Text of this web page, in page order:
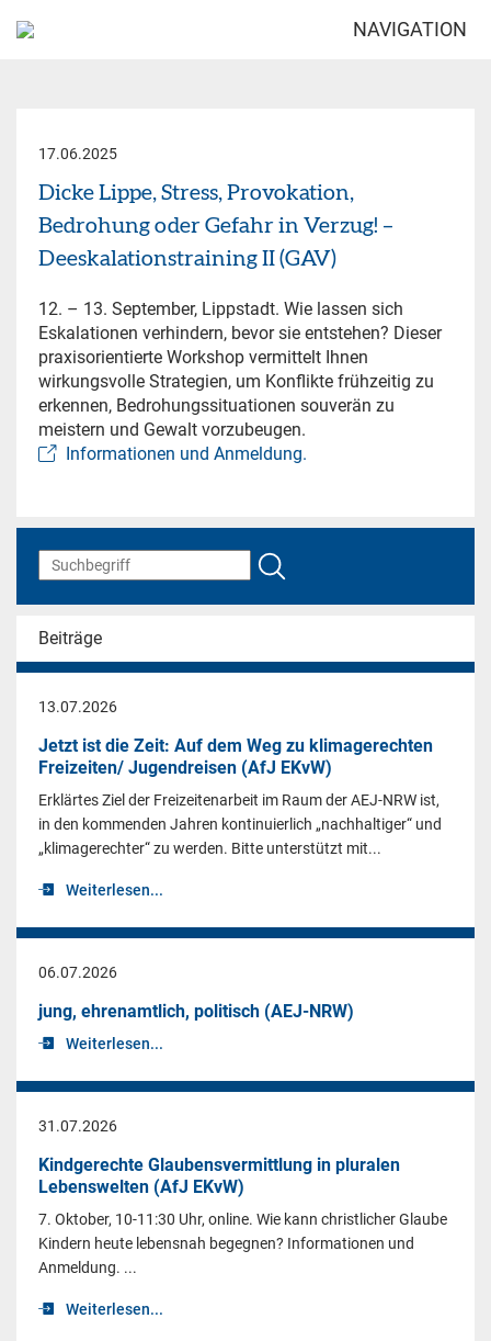
NAVIGATION
17.06.2025
Dicke Lippe, Stress, Provokation,
Bedrohung oder Gefahr in Verzug! –
Deeskalationstraining II (GAV)
12. – 13. September, Lippstadt. Wie lassen sich
Eskalationen verhindern, bevor sie entstehen? Dieser
praxisorientierte Workshop vermittelt Ihnen
wirkungsvolle Strategien, um Konflikte frühzeitig zu
erkennen, Bedrohungssituationen souverän zu
meistern und Gewalt vorzubeugen.
Informationen und Anmeldung.
Beiträge
13.07.2026
Jetzt ist die Zeit: Auf dem Weg zu klimagerechten
Freizeiten/ Jugendreisen (AfJ EKvW)
Erklärtes Ziel der Freizeitenarbeit im Raum der AEJ-NRW ist,
in den kommenden Jahren kontinuierlich „nachhaltiger“ und
„klimagerechter“ zu werden. Bitte unterstützt mit...
Weiterlesen...
06.07.2026
jung, ehrenamtlich, politisch (AEJ-NRW)
Weiterlesen...
31.07.2026
Kindgerechte Glaubensvermittlung in pluralen
Lebenswelten (AfJ EKvW)
7. Oktober, 10-11:30 Uhr, online. Wie kann christlicher Glaube
Kindern heute lebensnah begegnen? Informationen und
Anmeldung. ...
Weiterlesen...